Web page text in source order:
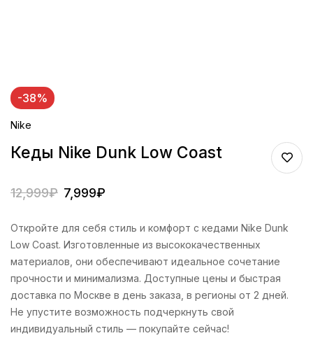
-38%
Nike
Кеды Nike Dunk Low Coast
12,999₽ 7,999₽
Откройте для себя стиль и комфорт с кедами Nike Dunk
Low Coast. Изготовленные из высококачественных
материалов, они обеспечивают идеальное сочетание
прочности и минимализма. Доступные цены и быстрая
доставка по Москве в день заказа, в регионы от 2 дней.
Не упустите возможность подчеркнуть свой
индивидуальный стиль — покупайте сейчас!